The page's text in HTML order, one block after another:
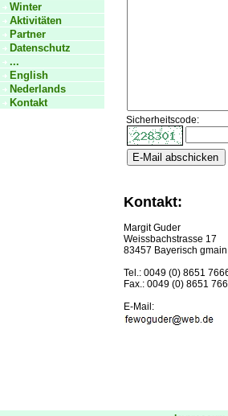
Winter
Aktivitäten
Partner
Datenschutz
...
English
Nederlands
Kontakt
Sicherheitscode:
Kontakt:
Margit Guder
Weissbachstrasse 17
83457 Bayerisch gmain
Tel.: 0049 (0) 8651
Fax.: 0049 (0) 8651
E-Mail: